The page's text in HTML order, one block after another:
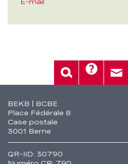
Fusszeile
BEKB | BCBE
Place Fédérale 8
Case postale
3001 Berne
QR-IID: 30790